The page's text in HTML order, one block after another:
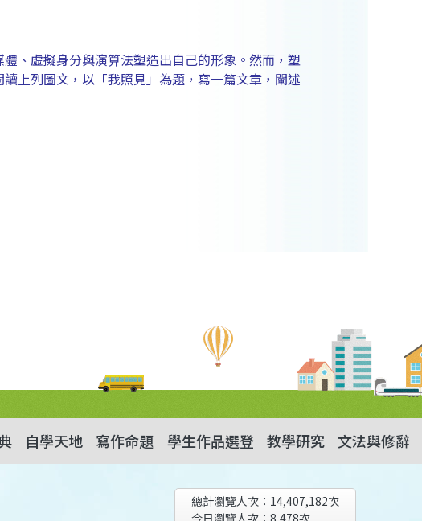
、虛擬身分與演算法塑造出自己的形象。然而，塑
上列圖文，以「我照見」為題，寫一篇文章，闡述
自學天地 寫作命題 學生作品選登 教學研究 文法與修辭
總計瀏覽人次： 14,407,182次
今日瀏覽人次： 8,478次